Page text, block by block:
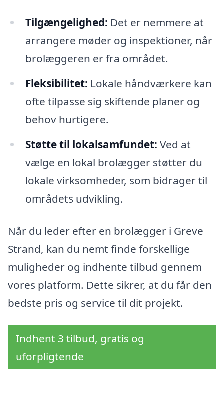
Tilgængelighed: Det er nemmere at
arrangere møder og inspektioner, når
brolæggeren er fra området.
Fleksibilitet: Lokale håndværkere kan
ofte tilpasse sig skiftende planer og
behov hurtigere.
Støtte til lokalsamfundet: Ved at
vælge en lokal brolægger støtter du
lokale virksomheder, som bidrager til
områdets udvikling.
Når du leder efter en brolægger i Greve
Strand, kan du nemt finde forskellige
muligheder og indhente tilbud gennem
vores platform. Dette sikrer, at du får den
bedste pris og service til dit projekt.
Indhent 3 tilbud, gratis og
uforpligtende